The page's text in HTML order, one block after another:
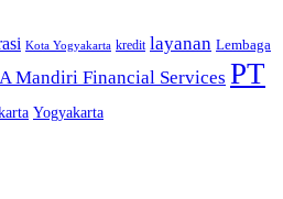
Kota Yogyakarta kredit layanan Lembaga
Mandiri Financial Services PT
Yogyakarta